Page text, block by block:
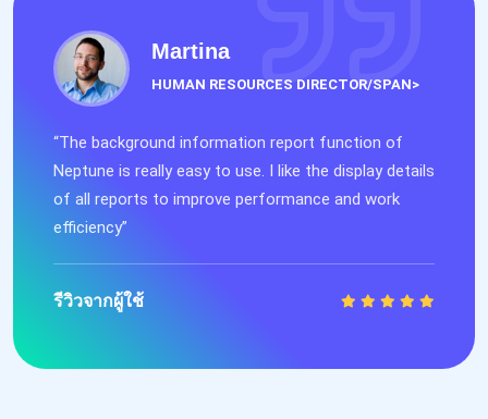
Martina
HUMAN RESOURCES DIRECTOR/SPAN>
“The background information report function of
Neptune is really easy to use. I like the display details
of all reports to improve performance and work
efficiency”
รีวิวจากผู้ใช้